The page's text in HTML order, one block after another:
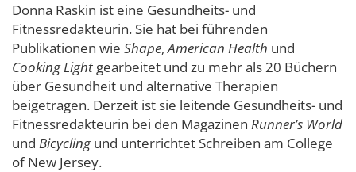
Donna Raskin ist eine Gesundheits- und
Fitnessredakteurin. Sie hat bei führenden
Publikationen wie Shape,American Health und
Cooking Light gearbeitet und zu mehr als 20 Büchern
über Gesundheit und alternative Therapien
beigetragen. Derzeit ist sie leitende Gesundheits- und
Fitnessredakteurin bei den Magazinen Runner’s World
und Bicyclingund unterrichtet Schreiben am College
of New Jersey.